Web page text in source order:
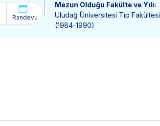
Randevu
Mezun Olduğu Fakülte ve Yılı:
Uludağ Üniversitesi Tıp Fakültesi
(1984-1990)